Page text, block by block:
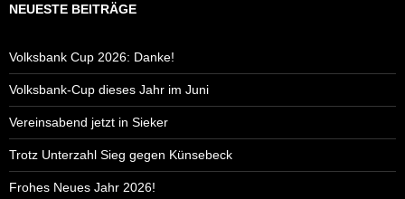
NEUESTE BEITRÄGE
Volksbank Cup 2026: Danke!
Volksbank-Cup dieses Jahr im Juni
Vereinsabend jetzt in Sieker
Trotz Unterzahl Sieg gegen Künsebeck
Frohes Neues Jahr 2026!